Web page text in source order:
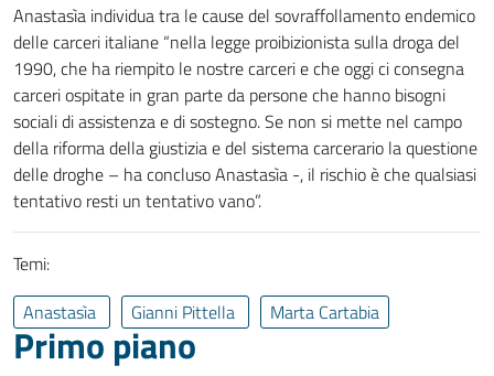
Anastasìa individua tra le cause del sovraffollamento endemico
delle carceri italiane “nella legge proibizionista sulla droga del
1990, che ha riempito le nostre carceri e che oggi ci consegna
carceri ospitate in gran parte da persone che hanno bisogni
sociali di assistenza e di sostegno. Se non si mette nel campo
della riforma della giustizia e del sistema carcerario la questione
delle droghe – ha concluso Anastasìa -, il rischio è che qualsiasi
tentativo resti un tentativo vano”.
Temi:
Anastasìa
Gianni Pittella Marta Cartabia
Primo piano